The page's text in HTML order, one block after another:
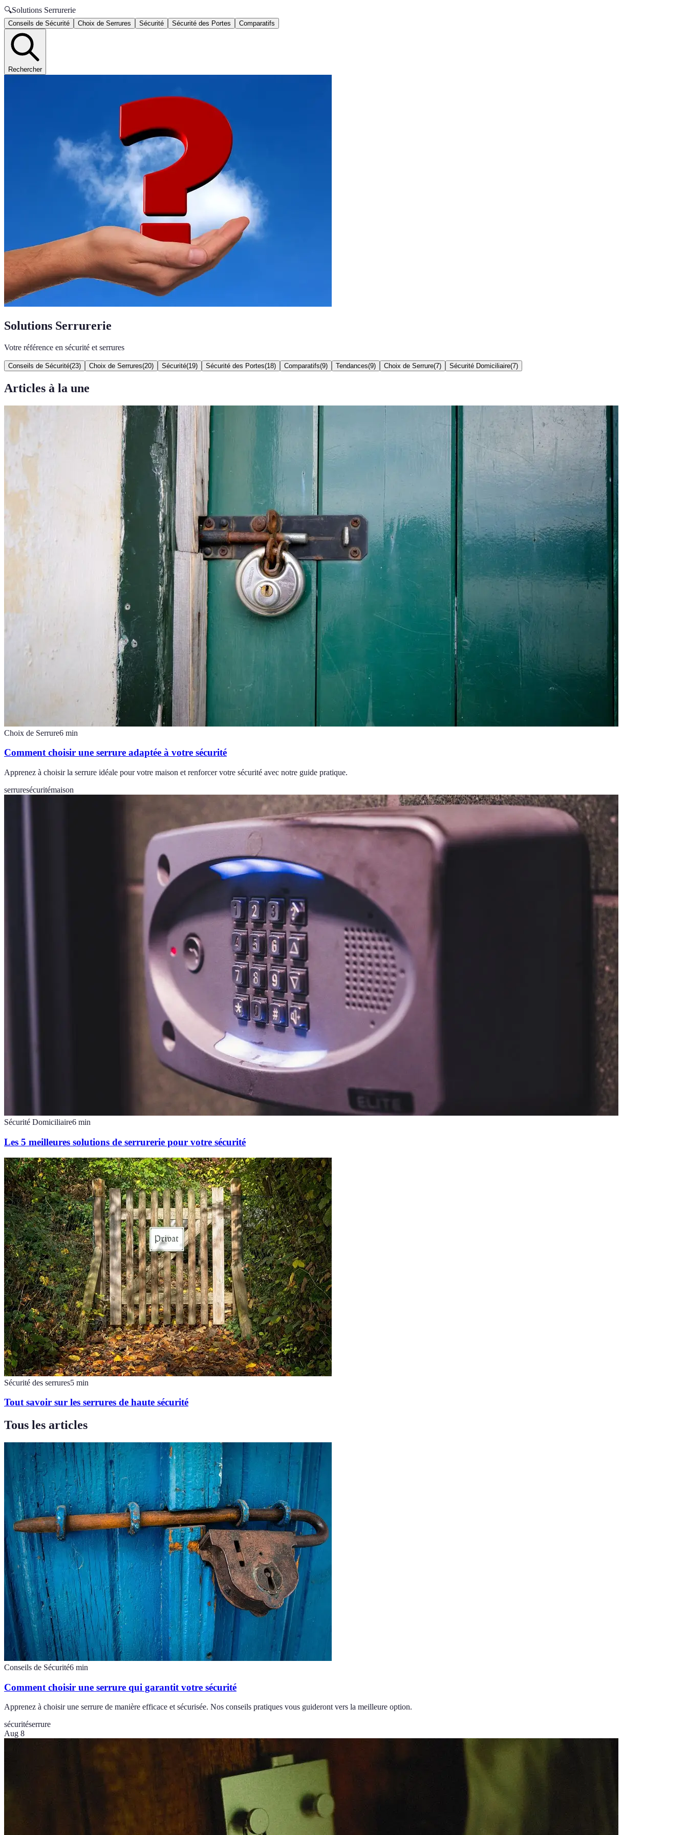
🔍Solutions Serrurerie
Conseils de Sécurité Choix de Serrures Sécurité Sécurité des Portes Comparatifs
Rechercher
Solutions Serrurerie
Votre référence en sécurité et serrures
Conseils de Sécurité(23) Choix de Serrures(20) Sécurité(19) Sécurité des Portes(18) Comparatifs(9) Tendances(9) Choix de Serrure(7) Sécurité Domiciliaire(7)
Articles à la une
Choix de Serrure6 min
Comment choisir une serrure adaptée à votre sécurité
Apprenez à choisir la serrure idéale pour votre maison et renforcer votre sécurité avec notre guide pratique.
serruresécuritémaison
Sécurité Domiciliaire6 min
Les 5 meilleures solutions de serrurerie pour votre sécurité
Sécurité des serrures5 min
Tout savoir sur les serrures de haute sécurité
Tous les articles
Conseils de Sécurité6 min
Comment choisir une serrure qui garantit votre sécurité
Apprenez à choisir une serrure de manière efficace et sécurisée. Nos conseils pratiques vous guideront vers la meilleure option.
sécuritéserrure
Aug 8